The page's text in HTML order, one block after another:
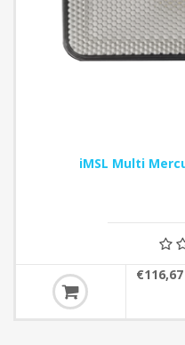
iMSL Multi